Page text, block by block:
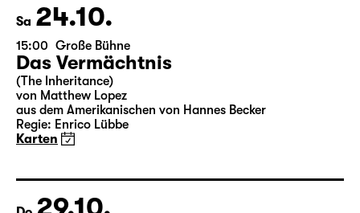
Karten
Sa 24.10.
15:00 Große Bühne
Das Vermächtnis
(The Inheritance)
Karten